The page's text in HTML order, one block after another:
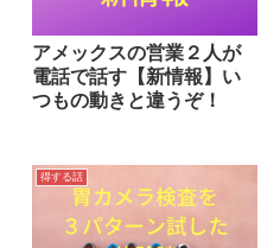
アメックスの営業２人が
電話で話す【新情報】い
つもの動きと違うぞ！
得する話